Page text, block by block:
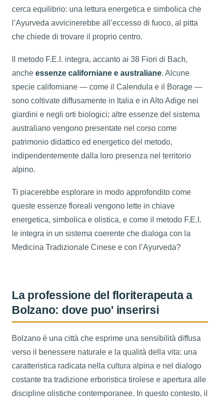
cerca equilibrio: una lettura energetica e simbolica che
l’Ayurveda avvicinerebbe all’eccesso di fuoco, al pitta
che chiede di trovare il proprio centro.
Il metodo F.E.I. integra, accanto ai 38 Fiori di Bach,
anche essenze californiane e australiane. Alcune
specie californiane — come il Calendula e il Borage —
sono coltivate diffusamente in Italia e in Alto Adige nei
giardini e negli orti biologici; altre essenze del sistema
australiano vengono presentate nel corso come
patrimonio didattico ed energetico del metodo,
indipendentemente dalla loro presenza nel territorio
alpino.
Ti piacerebbe esplorare in modo approfondito come
queste essenze floreali vengono lette in chiave
energetica, simbolica e olistica, e come il metodo F.E.I.
le integra in un sistema coerente che dialoga con la
Medicina Tradizionale Cinese e con l’Ayurveda?
La professione del floriterapeuta a
Bolzano: dove puo' inserirsi
Bolzano è una città che esprime una sensibilità diffusa
verso il benessere naturale e la qualità della vita: una
caratteristica radicata nella cultura alpina e nel dialogo
costante tra tradizione erboristica tirolese e apertura alle
discipline olistiche contemporanee. In questo contesto, il